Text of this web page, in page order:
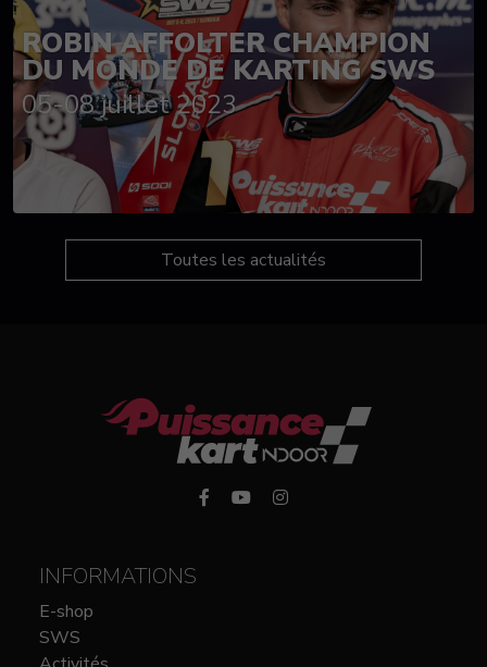
ROBIN AFFOLTER CHAMPION
DU MONDE DE KARTING SWS
05-08 juillet 2023
Toutes les actualités
INFORMATIONS
E-shop
SWS